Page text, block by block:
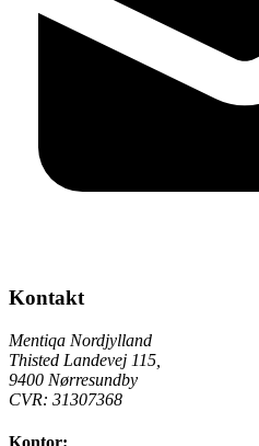
Kontakt
Mentiqa Nordjylland
Thisted Landevej 115
9400 Nørresundby
CVR: 31307368